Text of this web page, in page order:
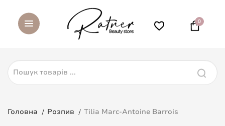
0
Головна Розпив Tilia Marc-Antoine Barrois